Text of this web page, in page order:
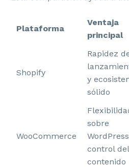
Plataforma
Ventaja
principal
Shopify
Rapidez
y
sólido
WooCommerce
sobre
control del
contenido